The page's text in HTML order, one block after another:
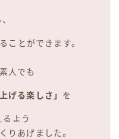
ことができます。
人でも
げる楽しさ」 を
るよう
りあげました。